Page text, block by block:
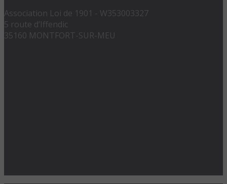
Association Loi de 1901 - W353003327
5 route d’Iffendic
35160 MONTFORT-SUR-MEU